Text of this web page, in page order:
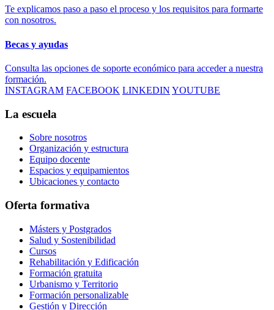
Te explicamos paso a paso el proceso y los requisitos para formarte
con nosotros.
Becas y ayudas
Consulta las opciones de soporte económico para acceder a nuestra
formación.
INSTAGRAM FACEBOOK LINKEDIN YOUTUBE
La escuela
Sobre nosotros
Organización y estructura
Equipo docente
Espacios y equipamientos
Ubicaciones y contacto
Oferta formativa
Másters y Postgrados
Salud y Sostenibilidad
Cursos
Rehabilitación y Edificación
Formación gratuita
Urbanismo y Territorio
Formación personalizable
Gestión y Dirección